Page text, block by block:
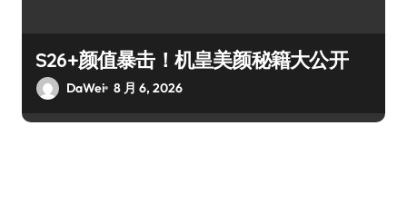
S26+颜值暴击！机皇美颜秘籍大公开
DaWei 8 月 6, 2026